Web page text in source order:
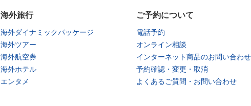
海外旅行
海外ダイナミックパッケージ
海外ツアー
海外航空券
海外ホテル
エンタメ
ご予約について
電話予約
オンライン相談
インターネット商品のお問い合わせ
予約確認・変更・取消
よくあるご質問・お問い合わせ